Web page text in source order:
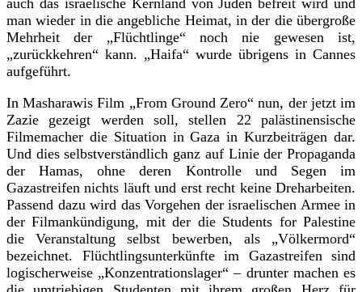
auch das israelische Kernland von Juden befreit wird und
man wieder in die angebliche Heimat, in der die übergroße
Mehrheit der „Flüchtlinge“ noch nie gewesen ist,
„zurückkehren“ kann. „Haifa“ wurde übrigens in Cannes
aufgeführt.
In Masharawis Film „From Ground Zero“ nun, der jetzt im
Zazie gezeigt werden soll, stellen 22 palästinensische
Filmemacher die Situation in Gaza in Kurzbeiträgen dar.
Und dies selbstverständlich ganz auf Linie der Propaganda
der Hamas, ohne deren Kontrolle und Segen im
Gazastreifen nichts läuft und erst recht keine Dreharbeiten.
Passend dazu wird das Vorgehen der israelischen Armee in
der Filmankündigung, mit der die Students for Palestine
die Veranstaltung selbst bewerben, als „Völkermord“
bezeichnet. Flüchtlingsunterkünfte im Gazastreifen sind
logischerweise „Konzentrationslager“ – drunter machen es